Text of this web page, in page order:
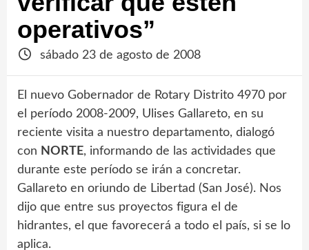
operativos”
sábado 23 de agosto de 2008
El nuevo Gobernador de Rotary Distrito 4970 por
el período 2008-2009, Ulises Gallareto, en su
reciente visita a nuestro departamento, dialogó
con NORTE, informando de las actividades que
durante este período se irán a concretar.
Gallareto en oriundo de Libertad (San José). Nos
dijo que entre sus proyectos figura el de
hidrantes, el que favorecerá a todo el país, si se lo
aplica.